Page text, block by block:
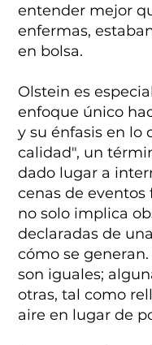
entender mejor
enfermas,
en bolsa.
Olstein es
enfoque único
y su énfasis en lo
calidad", un
dado lugar a
cenas de eventos
no solo implica
declaradas de
cómo se
son iguales;
otras, tal como
aire en lugar de